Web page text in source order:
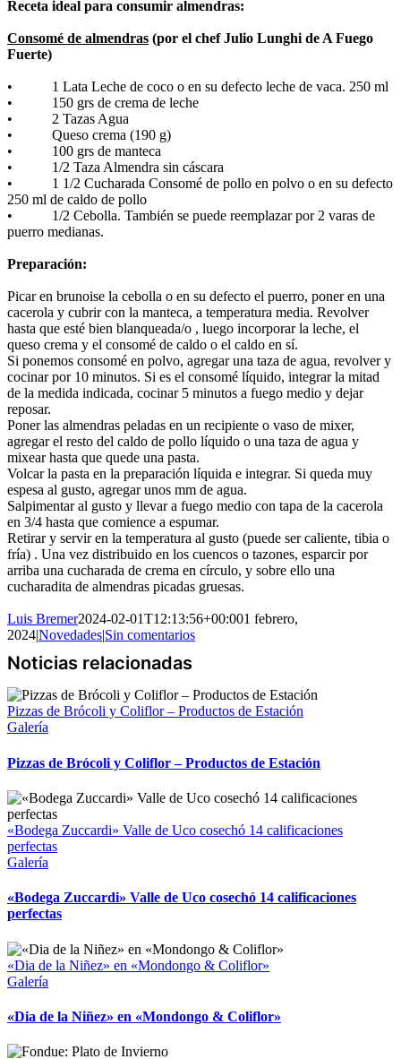
Receta ideal para consumir almendras:
Consomé de almendras (por el chef Julio Lunghi de A Fuego
Fuerte)
• 1 Lata Leche de coco o en su defecto leche de vaca. 250 ml
• 150 grs de crema de leche
• 2 Tazas Agua
• Queso crema (190 g)
• 100 grs de manteca
• 1/2 Taza Almendra sin cáscara
• 1 1/2 Cucharada Consomé de pollo en polvo o en su defecto
250 ml de caldo de pollo
• 1/2 Cebolla. También se puede reemplazar por 2 varas de
puerro medianas.
Preparación:
Picar en brunoise la cebolla o en su defecto el puerro, poner en una
cacerola y cubrir con la manteca, a temperatura media. Revolver
hasta que esté bien blanqueada/o , luego incorporar la leche, el
queso crema y el consomé de caldo o el caldo en sí.
Si ponemos consomé en polvo, agregar una taza de agua, revolver y
cocinar por 10 minutos. Si es el consomé líquido, integrar la mitad
de la medida indicada, cocinar 5 minutos a fuego medio y dejar
reposar.
Poner las almendras peladas en un recipiente o vaso de mixer,
agregar el resto del caldo de pollo líquido o una taza de agua y
mixear hasta que quede una pasta.
Volcar la pasta en la preparación líquida e integrar. Si queda muy
espesa al gusto, agregar unos mm de agua.
Salpimentar al gusto y llevar a fuego medio con tapa de la cacerola
en 3/4 hasta que comience a espumar.
Retirar y servir en la temperatura al gusto (puede ser caliente, tibia o
fría) . Una vez distribuido en los cuencos o tazones, esparcir por
arriba una cucharada de crema en círculo, y sobre ello una
cucharadita de almendras picadas gruesas.
Luis Bremer2024-02-01T12:13:56+00:001 febrero,
2024|Novedades|Sin comentarios
Pizzas de Brócoli y Coliflor – Productos de Estación
Galería
Pizzas de Brócoli y Coliflor – Productos de Estación
«Bodega Zuccardi» Valle de Uco cosechó 14 calificaciones
perfectas
Galería
«Bodega Zuccardi» Valle de Uco cosechó 14 calificaciones
perfectas
«Dia de la Niñez» en «Mondongo & Coliflor»
Galería
«Dia de la Niñez» en «Mondongo & Coliflor»